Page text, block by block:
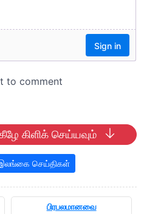
கிளிக் செய்யவும்
செய்திகள்
பிரபலமானவை